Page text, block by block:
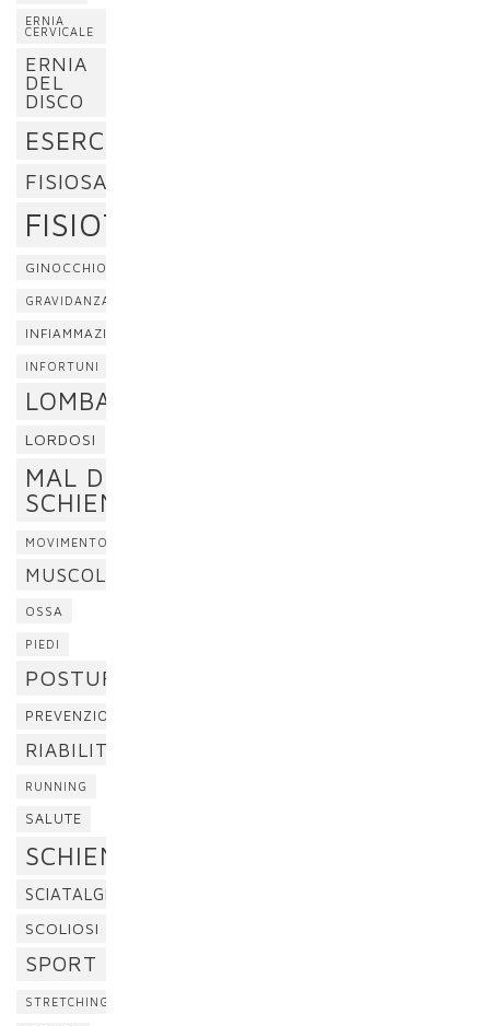
ERNIA
CERVICALE
ERNIA
DEL
DISCO
ESERCIZI
FISIOSAN
FISIOTERAPIA
GINOCCHIO
GRAVIDANZA
INFIAMMAZIONE
INFORTUNI
LOMBALGIA
LORDOSI
MAL DI
SCHIENA
MOVIMENTO
MUSCOLI
OSSA
PIEDI
POSTURA
PREVENZIONE
RIABILITAZIONE
RUNNING
SALUTE
SCHIENA
SCIATALGIA
SCOLIOSI
SPORT
STRETCHING